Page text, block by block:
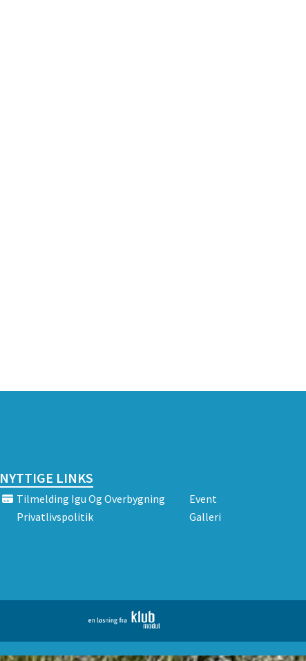
NYTTIGE LINKS
Tilmelding Igu Og Overbygning Event
Privatlivspolitik
Galleri